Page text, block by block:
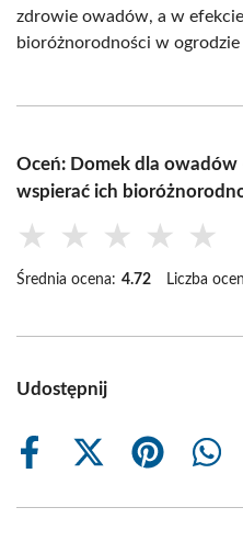
zdrowie owadów, a w
bioróżnorodności w ogrodzie
Oceń: Domek dla owadów
wspierać ich
★ ★ ★ ★ ★
Średnia ocena: 4.72 Liczba
Udostępnij
Share
Share
(Twitter)
Share
Share